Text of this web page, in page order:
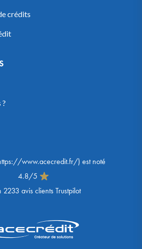
crédits
www.acecredit.fr/) est noté
4.8/5
2233 avis clients Trustpilot